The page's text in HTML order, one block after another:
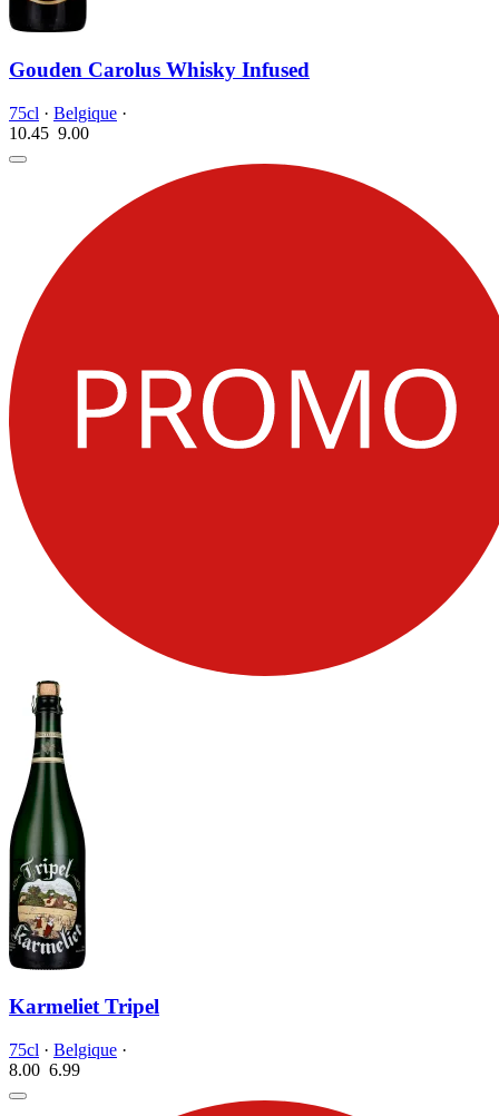
Gouden Carolus Whisky Infused
75cl · Belgique ·
10.45 9.00
Karmeliet Tripel
75cl · Belgique ·
8.00 6.99